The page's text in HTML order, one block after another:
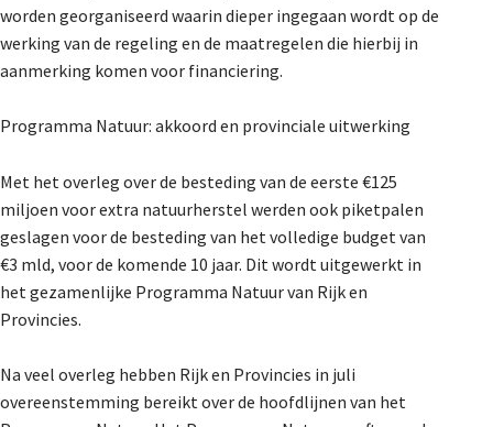
worden georganiseerd waarin dieper ingegaan wordt op de
werking van de regeling en de maatregelen die hierbij in
aanmerking komen voor financiering.
Programma Natuur: akkoord en provinciale uitwerking
Met het overleg over de besteding van de eerste €125
miljoen voor extra natuurherstel werden ook piketpalen
geslagen voor de besteding van het volledige budget van
€3 mld, voor de komende 10 jaar. Dit wordt uitgewerkt in
het gezamenlijke Programma Natuur van Rijk en
Provincies.
Na veel overleg hebben Rijk en Provincies in juli
overeenstemming bereikt over de hoofdlijnen van het